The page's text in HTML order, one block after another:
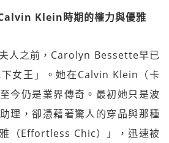
Klein時期的權力與優雅
人之前，Carolyn Bessette早已
女王」。她在Calvin Klein（卡
今仍是業界傳奇。最初她只是波
理，卻憑藉著驚人的穿品與那種
雅（Effortless Chic）」，迅速被